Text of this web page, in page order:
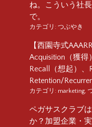
ね。こういう社
で。
カテゴリ: つぶやき
【西園寺式
Acquisition（獲得
Recall（想起）、
Retention/
カテゴリ: marketing,
ペガサスクラブ
か？加盟企業・